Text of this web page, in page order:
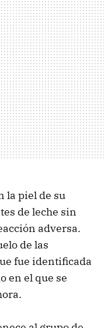
la piel de su
de leche sin
adversa.
de las
fue identificada
en el que se